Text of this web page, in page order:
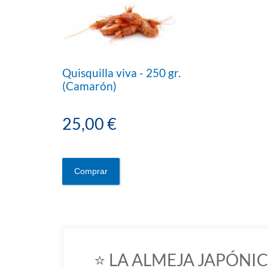
Quisquilla viva - 250 gr.
(Camarón)
25,00 €
Comprar
⭐️ LA ALMEJA